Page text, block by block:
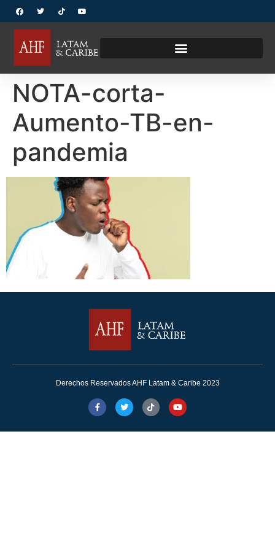
NOTA-corta-
Aumento-TB-en-
pandemia
Derechos Reservados AHF Latam & Caribe 2023